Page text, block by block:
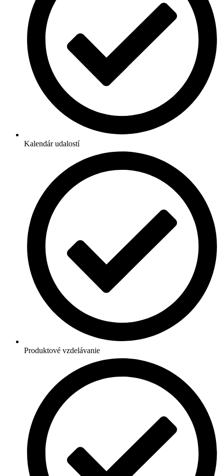
Kalendár udalostí
Produktové vzdelávanie